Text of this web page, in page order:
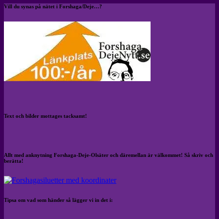
Vill du synas på nätet i Forshaga/Deje…?
Text och bilder mottages tacksamt!
Allt med anknytning Forshaga-Deje-Olsäter och däremellan är välkommet! Så skriv och
berätta!
Tipsa om vad som händer så lägger vi in det i: